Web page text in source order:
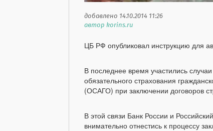
добавлено 14.10.2014 11:26
автор korins.ru
ЦБ РФ опубликовал инструкцию для
В последнее время участились
обязательного страхования
(ОСАГО) при заключении договоров
В этой связи Банк России и
внимательно отнестись к процессу